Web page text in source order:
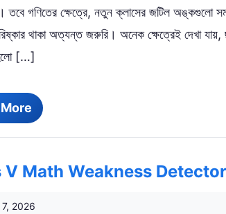
গণিতের ক্ষেত্রে, নতুন ক্লাসের জটিল অঙ্কগুলো
থাকা অত্যন্ত জরুরি। অনেক ক্ষেত্রেই দেখা
[…]
Math Weakness Detector |
2026